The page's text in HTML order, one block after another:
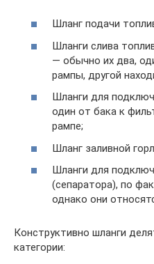
Шланг подачи
Шланги слива
— обычно их два,
рампы, другой
Шланги для
один от бака к
рампе;
Шланг заливной
Шланги для
(сепаратора), по
однако они
Конструктивно шланги
категории: